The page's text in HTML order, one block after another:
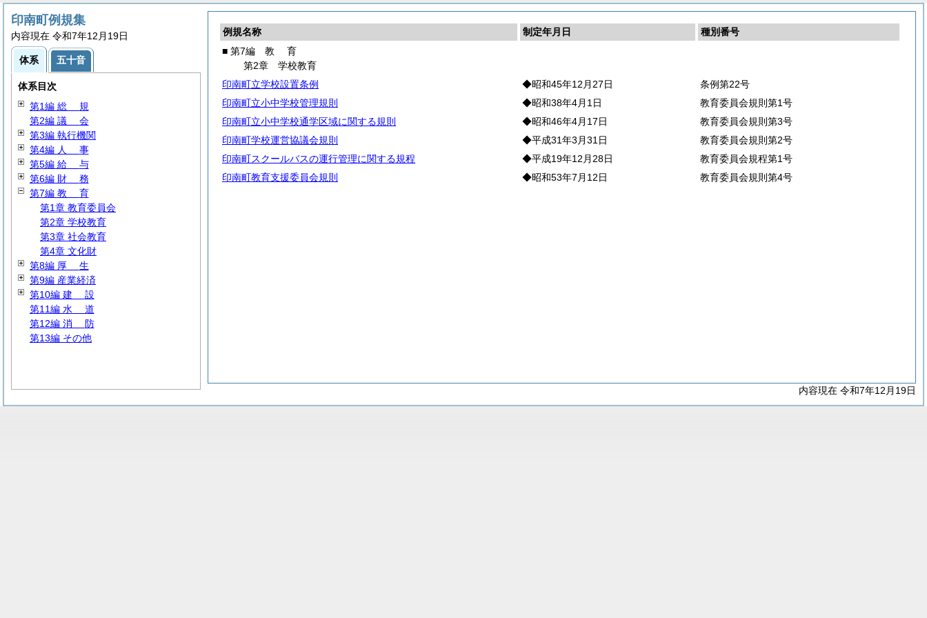
例規名称 制定年月日
種別番号
■ 第7編 教 育
第2章 学校教育
印南町立学校設置条例
◆昭和45年12月27日
条例第22号
印南町立小中学校管理規則
◆昭和38年4月1日
教育委員会規則第1号
印南町立小中学校通学区域に関する規則
◆昭和46年4月17日
教育委員会規則第3号
印南町学校運営協議会規則
◆平成31年3月31日
教育委員会規則第2号
印南町スクールバスの運行管理に関する規程
◆平成19年12月28日
教育委員会規程第1号
印南町教育支援委員会規則
◆昭和53年7月12日 教育委員会規則第4号
内容現在 令和7年12月19日
印南町例規集
内容現在 令和7年12月19日
体系 五十音
体系目次
第1編 総 規
第2編 議 会
第3編 執行機関
第4編 人 事
第5編 給 与
第6編 財 務
第7編 教 育
第1章 教育委員会
第2章 学校教育
第3章 社会教育
第4章 文化財
第8編 厚 生
第9編 産業経済
第10編 建 設
第11編 水 道
第12編 消 防
第13編 その他